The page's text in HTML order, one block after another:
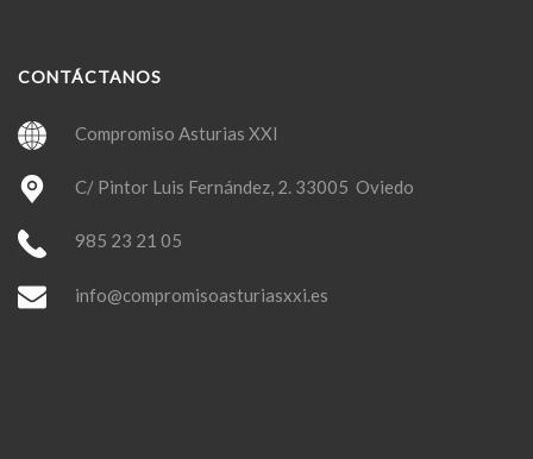
CONTÁCTANOS
Compromiso Asturias XXI
C/ Pintor Luis Fernández, 2. 33005 Oviedo
985 23 21 05
info@compromisoasturiasxxi.es